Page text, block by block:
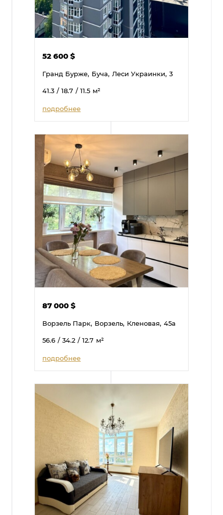
52 600$
Гранд Бурже, Буча, Леси Украинки, 3
41.3 / 18.7 / 11.5 м²
подробнее
87 000$
Ворзель Парк, Ворзель, Кленовая, 45а
56.6 / 34.2 / 12.7 м²
подробнее